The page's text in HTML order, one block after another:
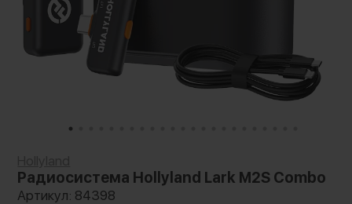
Радиосистема Hollyland Lark M2S Combo
Артикул: 84398